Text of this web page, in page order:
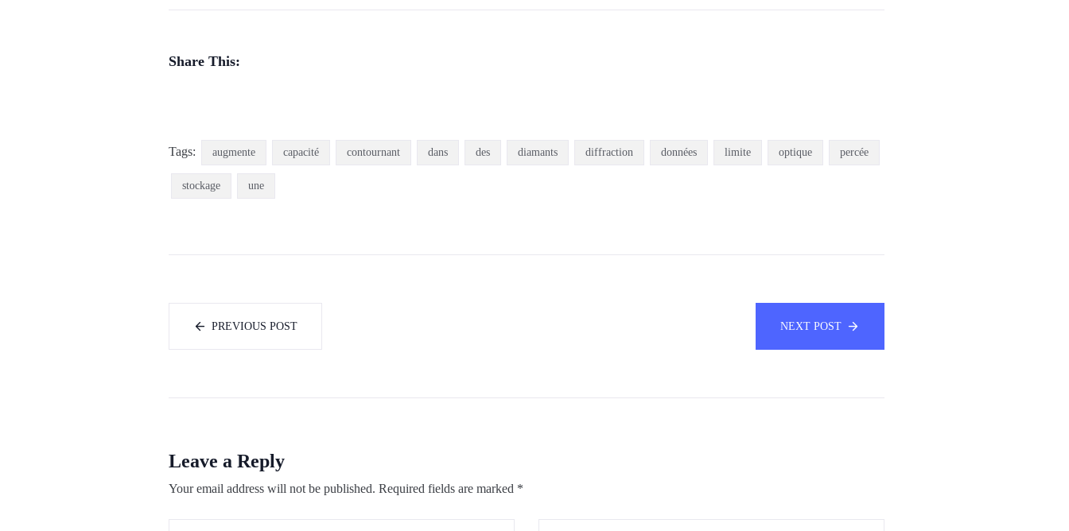
Share This:
Tags: augmente capacité contournant dans des diamants diffraction données limite optique percée
stockage une
PREVIOUS POST NEXT POST
Leave a Reply
Your email address will not be published. Required fields are marked *